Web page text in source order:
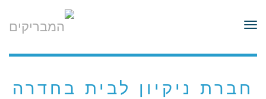
תפריט
חברת ניקיון לבית בחדרה